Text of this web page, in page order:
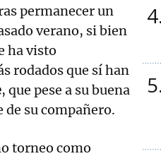
permanecer un
verano, si bien
ha visto
rodados que sí han
, que pese a su buena
su compañero.
torneo como
4
5